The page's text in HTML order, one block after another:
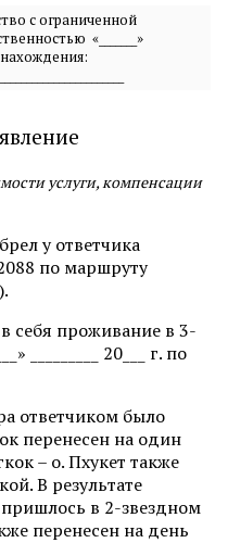
с ограниченной
«_______»
услуги, компенсации
у ответчика
по маршруту
себя проживание в 3-
_________ 20___ г. по
ответчиком было
перенесен на один
– о. Пхукет также
В результате
в 2-звездном
перенесен на день